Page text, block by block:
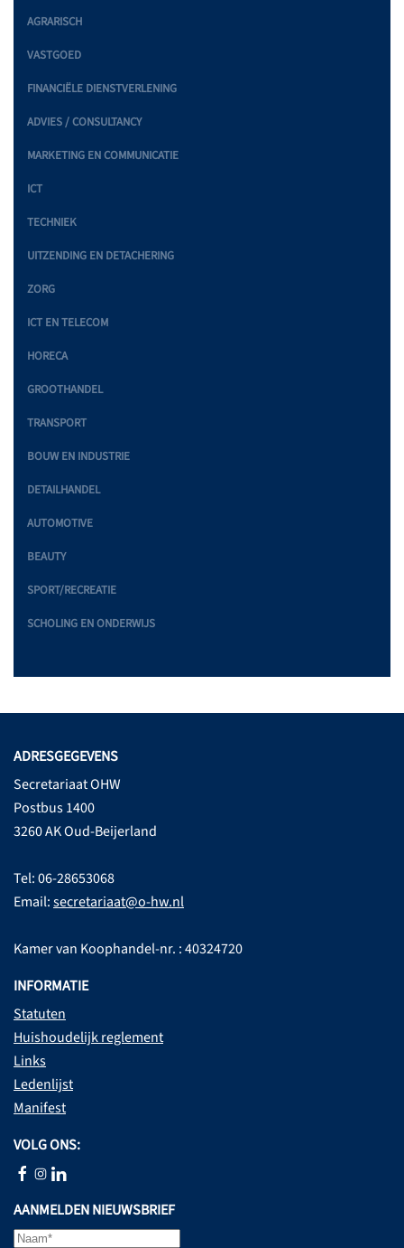
AGRARISCH
VASTGOED
FINANCIËLE DIENSTVERLENING
ADVIES / CONSULTANCY
MARKETING EN COMMUNICATIE
ICT
TECHNIEK
UITZENDING EN DETACHERING
ZORG
ICT EN TELECOM
HORECA
GROOTHANDEL
TRANSPORT
BOUW EN INDUSTRIE
DETAILHANDEL
AUTOMOTIVE
BEAUTY
SPORT/RECREATIE
SCHOLING EN ONDERWIJS
ADRESGEGEVENS
Secretariaat OHW
Postbus 1400
3260 AK Oud-Beijerland
Tel: 06-28653068
Email:secretariaat@o-hw.nl
Kamer van Koophandel-nr. : 40324720
INFORMATIE
Statuten
Huishoudelijk reglement
Links
Ledenlijst
Manifest
VOLG ONS:
AANMELDEN NIEUWSBRIEF